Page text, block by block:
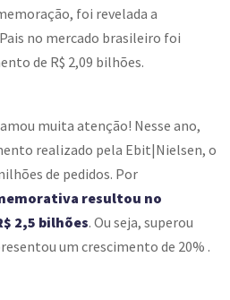
foi revelada a
no mercado brasileiro foi
de R$ 2,09 bilhões.
muita atenção! Nesse ano,
realizado pela Ebit|Nielsen, o
de pedidos. Por
resultou no
2,5 bilhões. Ou seja, superou
um crescimento de 20% .